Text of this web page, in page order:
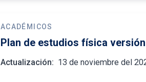
ACADÉMICOS
Plan de estudios física
Actualización: 13 de noviembre del